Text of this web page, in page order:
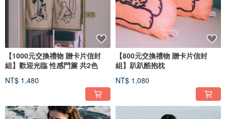
【1000元交換禮物 贈卡片信封
組】歡迎光臨 性感門簾 共2色
NT$ 1,480
【800元交換禮物 贈卡片信封
組】趴趴酷抱枕
NT$ 1,080